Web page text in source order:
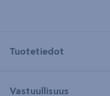
Tuotetiedot
Vastuullisuus